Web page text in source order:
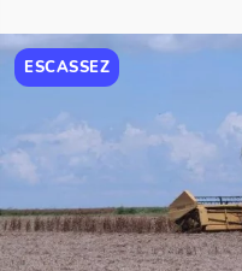
ESCASSEZ